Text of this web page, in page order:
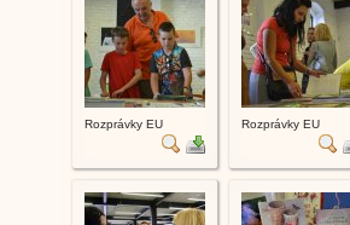
Rozprávky EU Rozprávky EU